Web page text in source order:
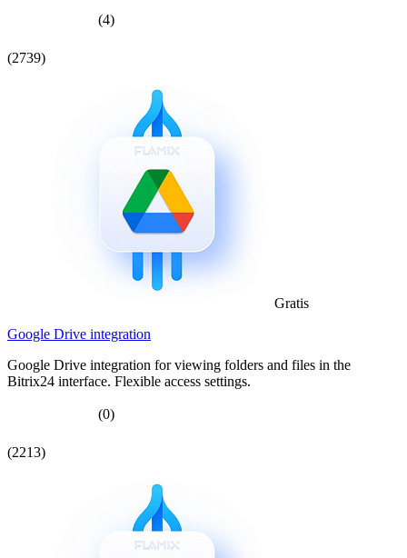
(4)
(2739)
Gratis
Google Drive integration
Google Drive integration for viewing folders and files in the
Bitrix24 interface. Flexible access settings.
(0)
(2213)